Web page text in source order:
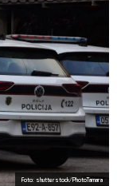
Foto: shutterstock/PhotoTamara